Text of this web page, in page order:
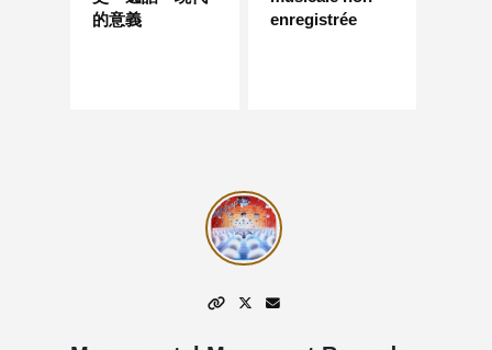
的意義
enregistrée